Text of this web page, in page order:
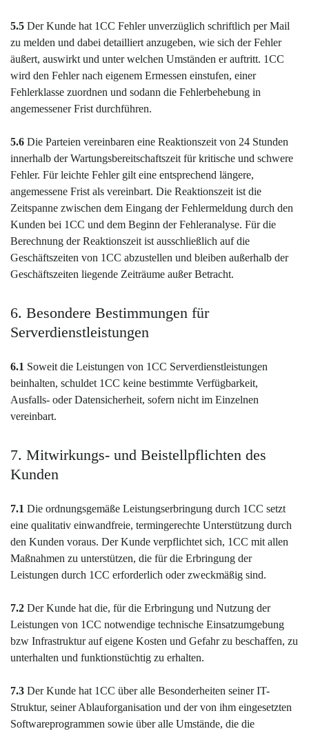
5.5 Der Kunde hat 1CC Fehler unverzüglich schriftlich per Mail
zu melden und dabei detailliert anzugeben, wie sich der Fehler
äußert, auswirkt und unter welchen Umständen er auftritt. 1CC
wird den Fehler nach eigenem Ermessen einstufen, einer
Fehlerklasse zuordnen und sodann die Fehlerbehebung in
angemessener Frist durchführen.
5.6 Die Parteien vereinbaren eine Reaktionszeit von 24 Stunden
innerhalb der Wartungsbereitschaftszeit für kritische und schwere
Fehler. Für leichte Fehler gilt eine entsprechend längere,
angemessene Frist als vereinbart. Die Reaktionszeit ist die
Zeitspanne zwischen dem Eingang der Fehlermeldung durch den
Kunden bei 1CC und dem Beginn der Fehleranalyse. Für die
Berechnung der Reaktionszeit ist ausschließlich auf die
Geschäftszeiten von 1CC abzustellen und bleiben außerhalb der
Geschäftszeiten liegende Zeiträume außer Betracht.
6. Besondere Bestimmungen für
Serverdienstleistungen
6.1 Soweit die Leistungen von 1CC Serverdienstleistungen
beinhalten, schuldet 1CC keine bestimmte Verfügbarkeit,
Ausfalls- oder Datensicherheit, sofern nicht im Einzelnen
vereinbart.
7. Mitwirkungs- und Beistellpflichten des
Kunden
7.1 Die ordnungsgemäße Leistungserbringung durch 1CC setzt
eine qualitativ einwandfreie, termingerechte Unterstützung durch
den Kunden voraus. Der Kunde verpflichtet sich, 1CC mit allen
Maßnahmen zu unterstützen, die für die Erbringung der
Leistungen durch 1CC erforderlich oder zweckmäßig sind.
7.2 Der Kunde hat die, für die Erbringung und Nutzung der
Leistungen von 1CC notwendige technische Einsatzumgebung
bzw Infrastruktur auf eigene Kosten und Gefahr zu beschaffen, zu
unterhalten und funktionstüchtig zu erhalten.
7.3 Der Kunde hat 1CC über alle Besonderheiten seiner IT-
Struktur, seiner Ablauforganisation und der von ihm eingesetzten
Softwareprogrammen sowie über alle Umstände, die die